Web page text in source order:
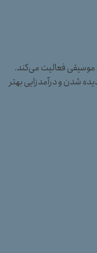
فعالیت می‌کند.
شدن و درآمدزایی بهتر